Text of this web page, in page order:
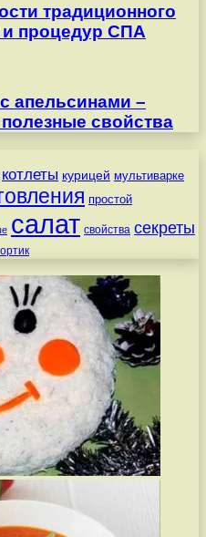
традиционного
и процедур СПА
апельсинами –
свойства
котлеты курицей мультиварке
простой
салат свойства секреты